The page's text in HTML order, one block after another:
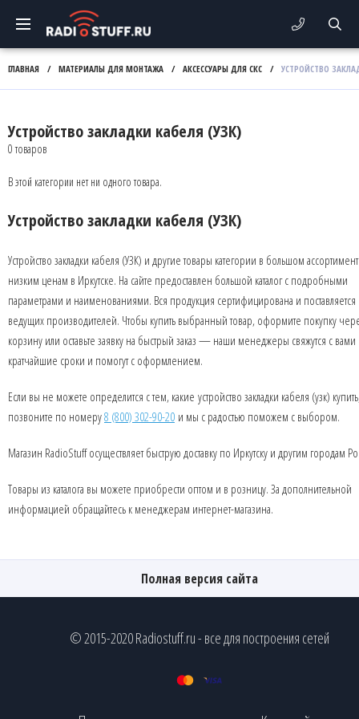
ГЛАВНАЯ / МАТЕРИАЛЫ ДЛЯ МОНТАЖА / АКСЕССУАРЫ ДЛЯ СКС / УСТРОЙСТВО
Устройство закладки кабеля (УЗК)
0 товаров
В этой категории нет ни одного товара.
Устройство закладки кабеля (УЗК)
Устройство закладки кабеля (УЗК) и другие товары категории в большом
низким ценам в Иркутске. На сайте предоставлен большой каталог с подробными
параметрами и наименованиями. Вся продукция сертифицирована и поставляется
ведущих производителей. Чтобы купить выбранный товар, оформите покупку
корзину или оставьте заявку на быстрый заказ — наши менеджеры свяжутся с вами
кратчайшие сроки и помогут с оформлением.
Если вы не можете определится с тем, какие устройство закладки кабеля (узк)
позвоните по номеру8 (800) 302-90-20 и мы с радостью поможем с выбором.
Магазин RadioStuff осуществляет быструю доставку по Иркутску и другим городам
Товары из каталога вы можете приобрести оптом и в розницу. За дополнительной
информацией обращайтесь к менеджерам интернет-магазина.
Полная версия сайта
© 2015-2020 Radiostuff.ru - все для построения сетей